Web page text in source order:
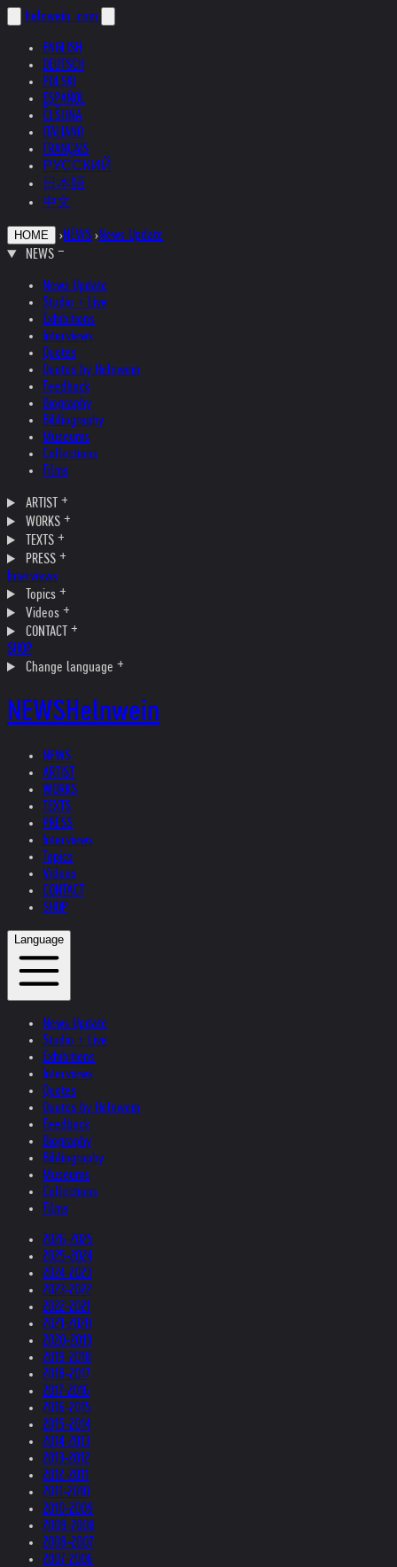
helnwein .com
ENGLISH
DEUTSCH
POLSKI
ESPAÑOL
ČEŠTINA
ITALIANO
FRANÇAIS
РУССКИЙ
日本語
中文
HOME ›NEWS ›News Update
NEWS
News Update
Studio + Live
Exhibitions
Interviews
Quotes
Quotes by Helnwein
Feedback
Biography
Bibliography
Museums
Collections
Films
ARTIST
WORKS
TEXTS
PRESS
Interviews
Topics
Videos
CONTACT
SHOP
Change language
NEWSHelnwein
NEWS
ARTIST
WORKS
TEXTS
PRESS
Interviews
Topics
Videos
CONTACT
SHOP
Language
News Update
Studio + Live
Exhibitions
Interviews
Quotes
Quotes by Helnwein
Feedback
Biography
Bibliography
Museums
Collections
Films
2026-2025
2025-2024
2024-2023
2023-2022
2022-2021
2021-2020
2020-2019
2019-2018
2018-2017
2017-2016
2016-2015
2015-2014
2014-2013
2013-2012
2012-2011
2011-2010
2010-2009
2009-2008
2008-2007
2007-2006